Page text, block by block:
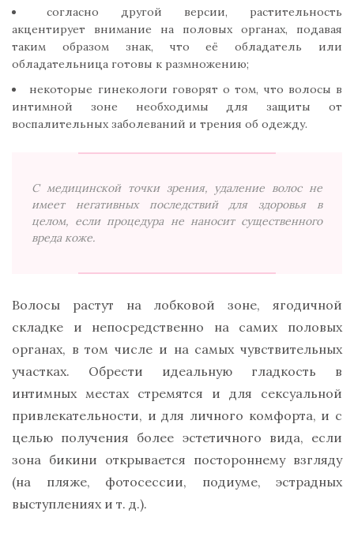
согласно другой версии, растительность
акцентирует внимание на половых органах, подавая
таким образом знак, что её обладатель или
обладательница готовы к размножению;
некоторые гинекологи говорят о том, что волосы в
интимной зоне необходимы для защиты от
воспалительных заболеваний и трения об одежду.
С медицинской точки зрения, удаление волос не
имеет негативных последствий для здоровья в
целом, если процедура не наносит существенного
вреда коже.
Волосы растут на лобковой зоне, ягодичной
складке и непосредственно на самих половых
органах, в том числе и на самых чувствительных
участках. Обрести идеальную гладкость в
интимных местах стремятся и для сексуальной
привлекательности, и для личного комфорта, и с
целью получения более эстетичного вида, если
зона бикини открывается постороннему взгляду
(на пляже, фотосессии, подиуме, эстрадных
выступлениях и т. д.).